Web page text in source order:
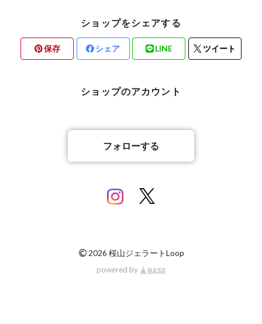
ショップをシェアする
保存 シェア LINE ツイート
ショップのアカウント
フォローする
© 2026 桜山ジェラートLoop
powered by